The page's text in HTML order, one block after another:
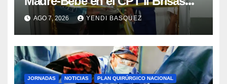
del Aeropuerto ​Inauguraron
Rincón
AGO 7, 2026 YENDI BASQUEZ
JORNADAS NOTICIAS
PLAN QUIRÚRGICO NACIONAL